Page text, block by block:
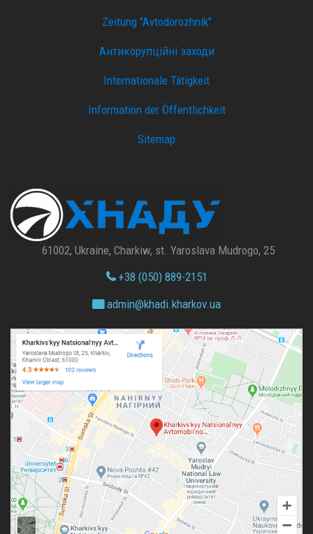
Zeitung "Avtodorozhnik"
Антикорупційні заходи
Internationale Tätigkeit
Information der Öffentlichkeit
Sitemap
61002, Ukraine, Charkiw, st. Yaroslava Mudrogo, 25
+38 (050) 889-2151
admin@khadi.kharkov.ua